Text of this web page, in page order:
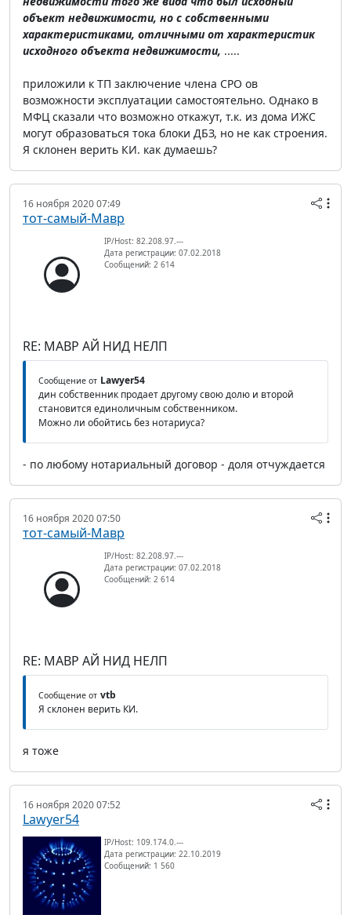
объект недвижимости, но с собственными
характеристиками, отличными от характеристик
исходного объекта недвижимости, .....
приложили к ТП заключение члена СРО ов
возможности эксплуатации самостоятельно. Однако в
МФЦ сказали что возможно откажут, т.к. из дома ИЖС
могут образоваться тока блоки ДБЗ, но не как строения.
Я склонен верить КИ. как думаешь?
16 ноября 2020 07:49
тот-самый-Мавр
IP/Host: 82.208.97.---
Дата регистрации: 07.02.2018
Сообщений: 2 614
RE: МАВР АЙ НИД НЕЛП
Сообщение от Lawyer54
дин собственник продает другому свою долю и второй
становится единоличным собственником.
Можно ли обойтись без нотариуса?
- по любому нотариальный договор - доля отчуждается
16 ноября 2020 07:50
тот-самый-Мавр
IP/Host: 82.208.97.---
Дата регистрации: 07.02.2018
Сообщений: 2 614
RE: МАВР АЙ НИД НЕЛП
Сообщение от vtb
Я склонен верить КИ.
я тоже
16 ноября 2020 07:52
Lawyer54
IP/Host: 109.174.0.---
Дата регистрации: 22.10.2019
Сообщений: 1 560